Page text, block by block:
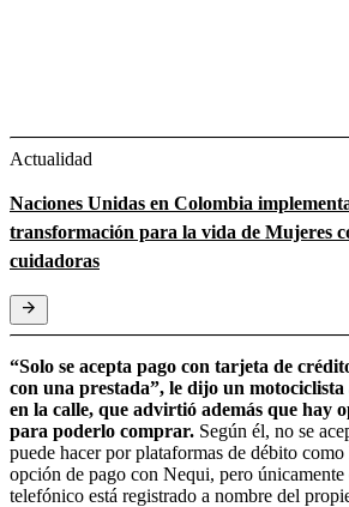
Actualidad
Naciones Unidas en Colombia
transformación para la vida de Mujeres
cuidadoras
“Solo se acepta pago con tarjeta de
con una prestada”, le dijo un
en la calle, que advirtió además que hay
para poderlo comprar. Según él, no se
puede hacer por plataformas de débito
opción de pago con Nequi, pero
telefónico está registrado a nombre del